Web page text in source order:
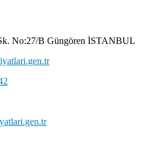
No:27/B Güngören İSTANBUL